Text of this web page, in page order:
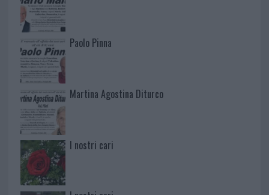
Paolo Pinna
Martina Agostina Diturco
I nostri cari